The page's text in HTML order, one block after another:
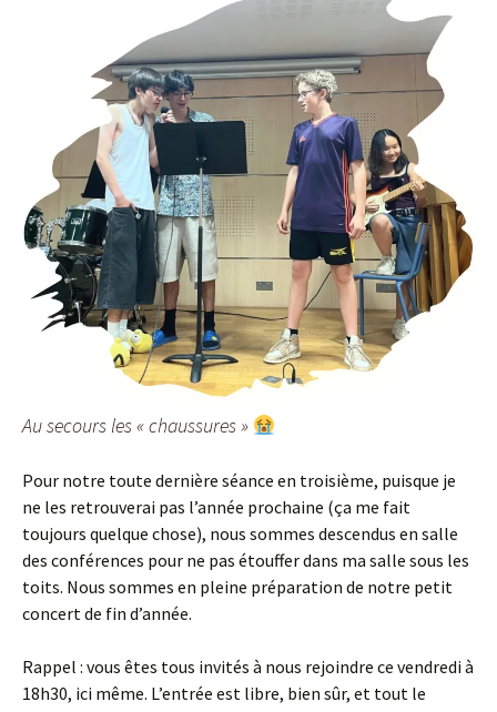
Au secours les « chaussures »
Pour notre toute dernière séance en troisième, puisque je
ne les retrouverai pas l’année prochaine (ça me fait
toujours quelque chose), nous sommes descendus en salle
des conférences pour ne pas étouffer dans ma salle sous les
toits. Nous sommes en pleine préparation de notre petit
concert de fin d’année.
Rappel : vous êtes tous invités à nous rejoindre ce vendredi à
18h30, ici même. L’entrée est libre, bien sûr, et tout le